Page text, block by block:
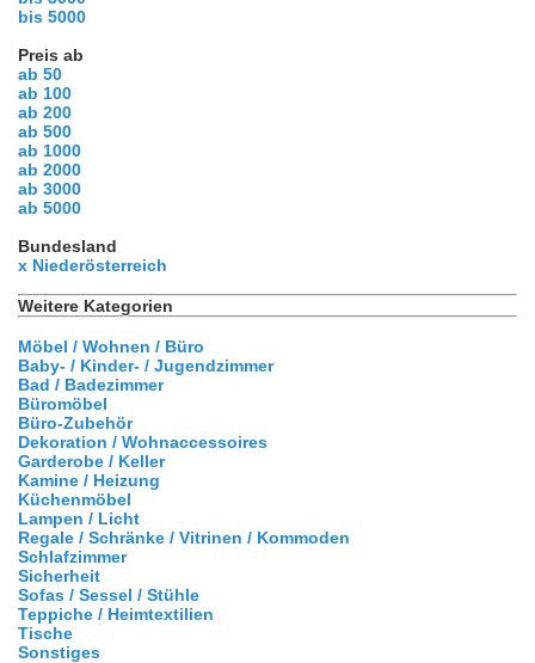
bis 5000
Preis ab
ab 50
ab 100
ab 200
ab 500
ab 1000
ab 2000
ab 3000
ab 5000
Bundesland
x Niederösterreich
Weitere Kategorien
Möbel / Wohnen / Büro
Baby- / Kinder- / Jugendzimmer
Bad / Badezimmer
Büromöbel
Büro-Zubehör
Dekoration / Wohnaccessoires
Garderobe / Keller
Kamine / Heizung
Küchenmöbel
Lampen / Licht
Regale / Schränke / Vitrinen / Kommoden
Schlafzimmer
Sicherheit
Sofas / Sessel / Stühle
Teppiche / Heimtextilien
Tische
Sonstiges